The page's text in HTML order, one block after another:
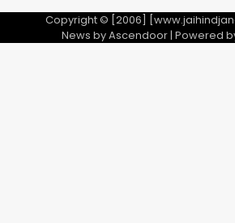
Copyright © [2006]
News byAscendoor| Powered